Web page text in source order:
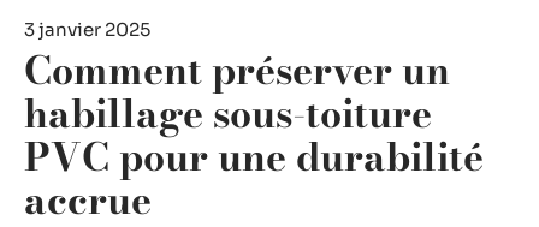
3 janvier 2025
Comment préserver un
habillage sous-toiture
PVC pour une durabilité
accrue